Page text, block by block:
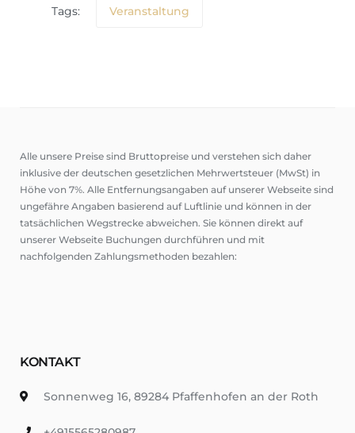
Tags: Veranstaltung
Alle unsere Preise sind Bruttopreise und verstehen sich daher
inklusive der deutschen gesetzlichen Mehrwertsteuer (MwSt) in
Höhe von 7%. Alle Entfernungsangaben auf unserer Webseite sind
ungefähre Angaben basierend auf Luftlinie und können in der
tatsächlichen Wegstrecke abweichen. Sie können direkt auf
unserer Webseite Buchungen durchführen und mit
nachfolgenden Zahlungsmethoden bezahlen:
KONTAKT
Sonnenweg 16, 89284 Pfaffenhofen an der Roth